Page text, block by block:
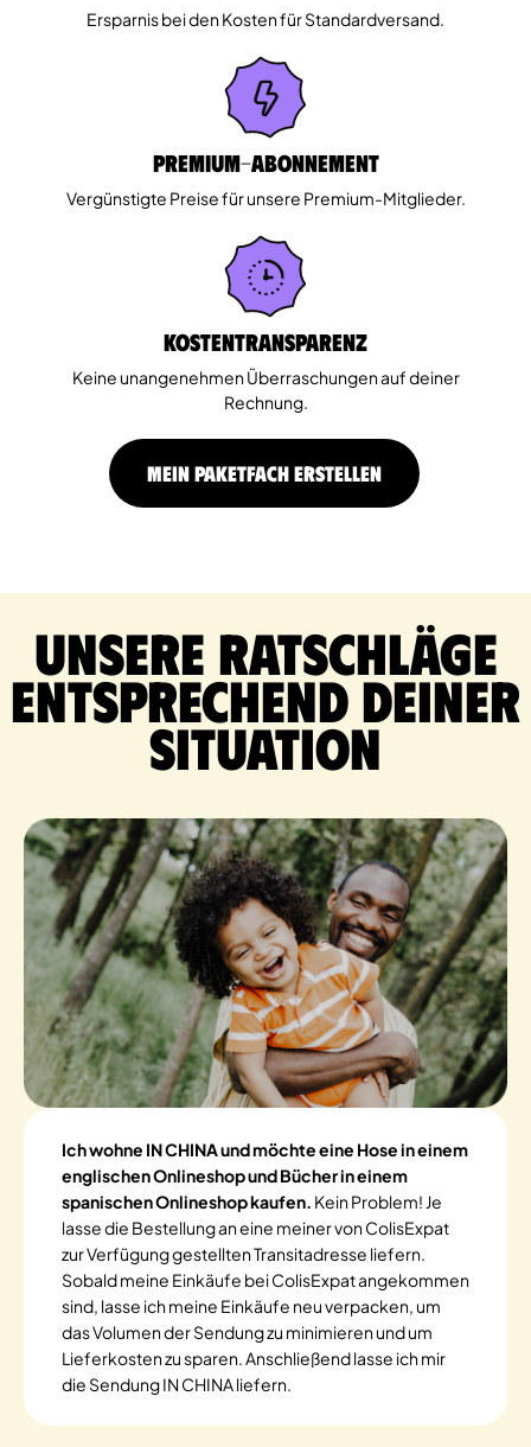
Ersparnis bei den Kosten für Standardversand.
Premium-Abonnement
Vergünstigte Preise für unsere Premium-Mitglieder.
Kostentransparenz
Keine unangenehmen Überraschungen auf deiner
Rechnung.
MEIN PAKETFACH ERSTELLEN
Unsere Ratschläge
entsprechend deiner
Situation
Ich wohne IN CHINA und möchte eine Hose in einem
englischen Onlineshop und Bücher in einem
spanischen Onlineshop kaufen. Kein Problem! Je
lasse die Bestellung an eine meiner von ColisExpat
zur Verfügung gestellten Transitadresse liefern.
Sobald meine Einkäufe bei ColisExpat angekommen
sind, lasse ich meine Einkäufe neu verpacken, um
das Volumen der Sendung zu minimieren und um
Lieferkosten zu sparen. Anschließend lasse ich mir
die Sendung IN CHINA liefern.